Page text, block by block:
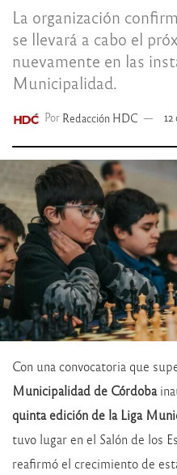
La organización
se llevará a cabo el
nuevamente en las
Municipalidad.
Por Redacción HDC
Con una convocatoria que
Municipalidad de Córdoba
quinta edición de la Liga
tuvo lugar en el Salón de los
reafirmó el crecimiento de